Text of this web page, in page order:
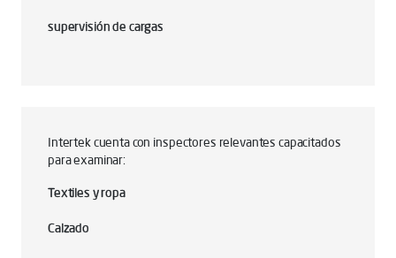
supervisión de cargas
Intertek cuenta con inspectores relevantes capacitados
para examinar:
Textiles y ropa
Calzado